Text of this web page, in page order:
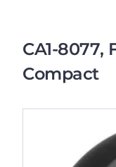
CA1-
Compact